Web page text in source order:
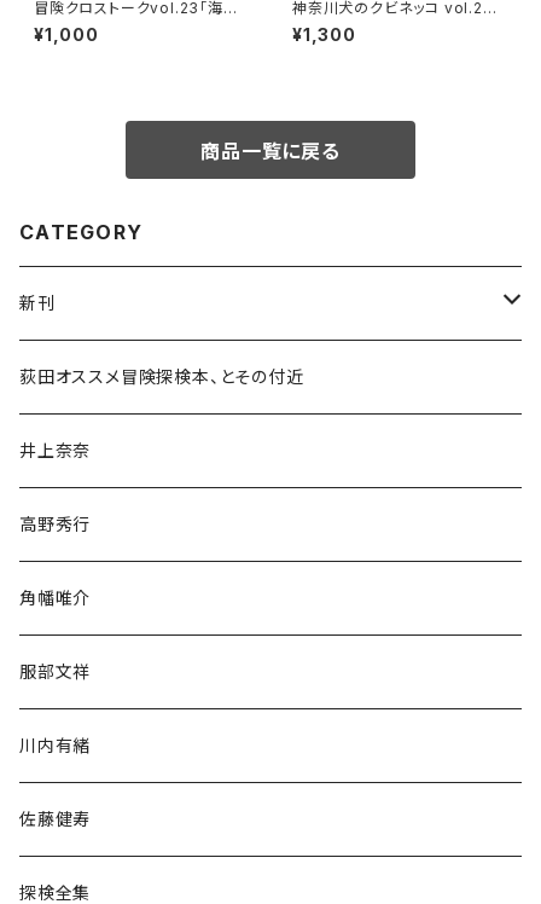
冒険クロストークvol.23「海か
ら目指す、世界最高峰」録画視聴
権
¥1,000
神奈川犬のクビネッコ vol.2
特集：CRAFT on my LIFE
¥1,300
商品一覧に戻る
CATEGORY
新刊
和書
文学・小説・物語
随筆・ノンフィクション・その他
民族・風習
荻田オススメ冒険探検本、とその付近
井上奈奈
高野秀行
角幡唯介
服部文祥
川内有緒
佐藤健寿
探検全集